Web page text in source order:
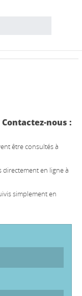
nous :
être consultés à
en ligne à
simplement en